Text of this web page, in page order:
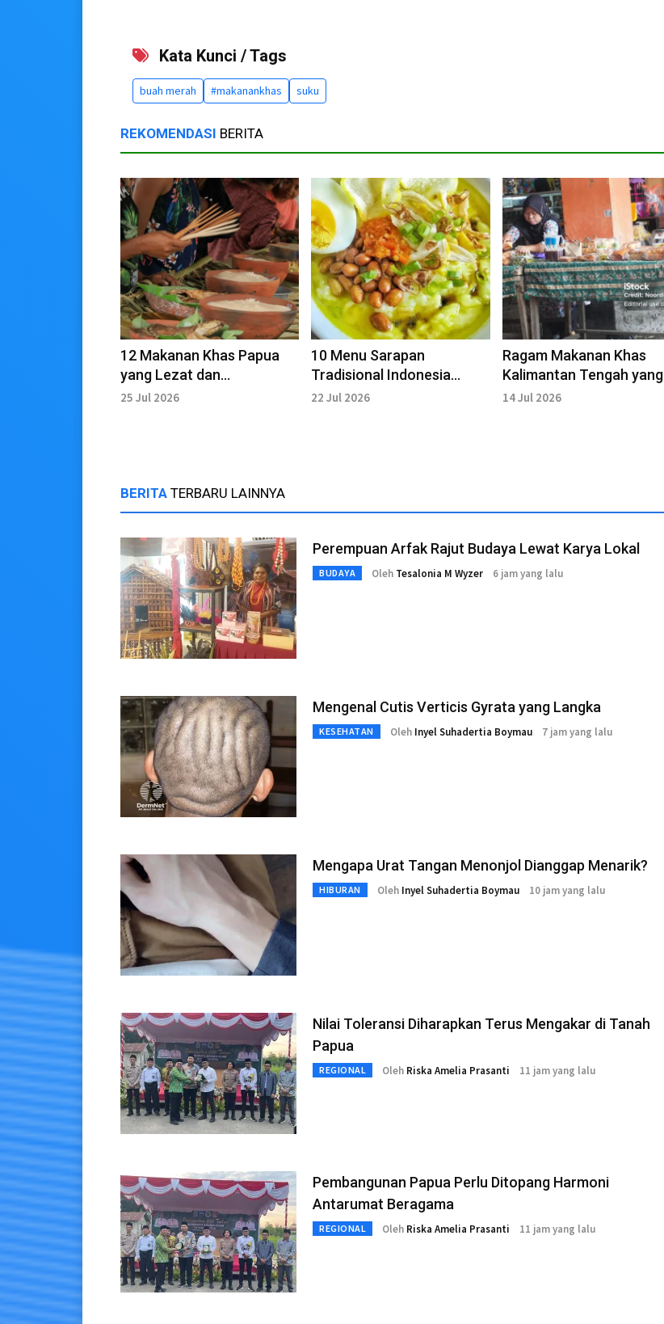
Kata Kunci / Tags
buah merah #makanankhas suku
REKOMENDASI BERITA
12 Makanan Khas Papua
yang Lezat dan
Menggugah Selera.
25 Jul 2026
10 Menu Sarapan
Tradisional Indonesia
Terbaik Versi TasteAtlas
22 Jul 2026
Ragam Makanan Khas
Kalimantan Tengah yang
Kaya Cita Rasa
14 Jul 2026
BERITA TERBARU LAINNYA
Perempuan Arfak Rajut Budaya Lewat Karya Lokal
BUDAYA Oleh Tesalonia M Wyzer 6 jam yang lalu
Mengenal Cutis Verticis Gyrata yang Langka
KESEHATAN Oleh Inyel Suhadertia Boymau 7 jam yang lalu
Mengapa Urat Tangan Menonjol Dianggap Menarik?
HIBURAN Oleh Inyel Suhadertia Boymau 10 jam yang lalu
Nilai Toleransi Diharapkan Terus Mengakar di Tanah
Papua
REGIONAL Oleh Riska Amelia Prasanti 11 jam yang lalu
Pembangunan Papua Perlu Ditopang Harmoni
Antarumat Beragama
REGIONAL Oleh Riska Amelia Prasanti 11 jam yang lalu